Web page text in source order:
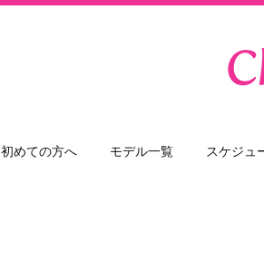
初めての方へ モデル一覧 スケジュ